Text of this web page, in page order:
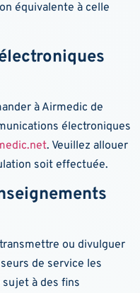
équivalente à celle
à Airmedic de
électroniques
. Veuillez allouer
soit effectuée.
ou divulguer
de service les
à des fins